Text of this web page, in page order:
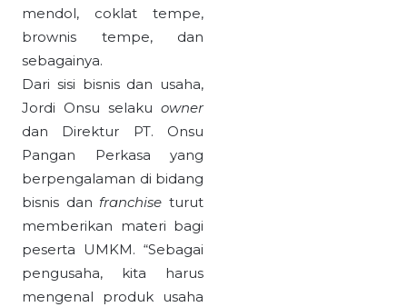
mendol, coklat tempe,
brownis tempe, dan
sebagainya.
Dari sisi bisnis dan usaha,
Jordi Onsu selaku owner
dan Direktur PT. Onsu
Pangan Perkasa yang
berpengalaman di bidang
bisnis dan franchise turut
memberikan materi bagi
peserta UMKM. “Sebagai
pengusaha, kita harus
mengenal produk usaha